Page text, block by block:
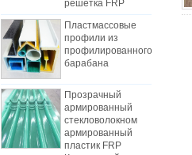
Пластмассовые
профили из
профилированного
барабана
Прозрачный
армированный
стекловолокном
армированный
пластик FRP
Кровельный лист
Как выбрать панели для
холодильных тележек
В связи с затратами, установкой и